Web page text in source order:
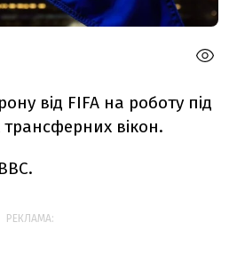
від FIFA на роботу під
вікон.
РЕКЛАМА: